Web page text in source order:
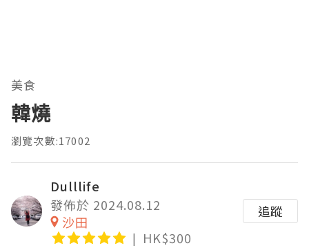
美食
韓燒
瀏覽次數:17002
Dulllife
發佈於 2024.08.12
沙田
HK$300
追蹤